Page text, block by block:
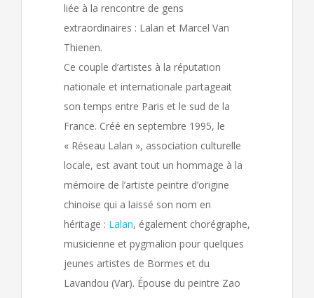
liée à la rencontre de gens
extraordinaires : Lalan et Marcel Van
Thienen.
Ce couple d’artistes à la réputation
nationale et internationale partageait
son temps entre Paris et le sud de la
France. Créé en septembre 1995, le
« Réseau Lalan », association culturelle
locale, est avant tout un hommage à la
mémoire de l’artiste peintre d’origine
chinoise qui a laissé son nom en
héritage : Lalan, également chorégraphe,
musicienne et pygmalion pour quelques
jeunes artistes de Bormes et du
Lavandou (Var). Épouse du peintre Zao